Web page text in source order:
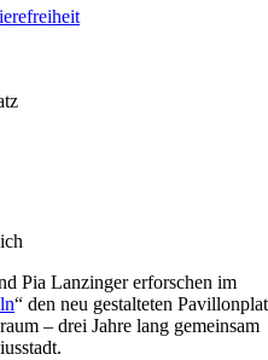
Pia Lanzinger erforschen im
“ den neu gestalteten
– drei Jahre lang gemeinsam